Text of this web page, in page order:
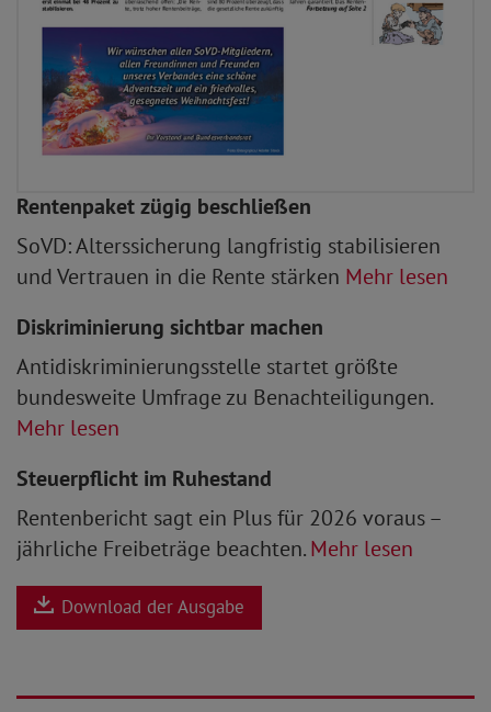
Rentenpaket zügig beschließen
SoVD: Alterssicherung langfristig stabilisieren
und Vertrauen in die Rente stärken Mehr lesen
Diskriminierung sichtbar machen
Antidiskriminierungsstelle startet größte
bundesweite Umfrage zu Benachteiligungen.
Mehr lesen
Steuerpflicht im Ruhestand
Rentenbericht sagt ein Plus für 2026 voraus –
jährliche Freibeträge beachten.Mehr lesen
Download der Ausgabe